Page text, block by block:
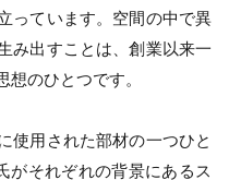
っています。空間の中で異
み出すことは、創業以来一
のひとつです。
使用された部材の一つひと
がそれぞれの背景にあるス